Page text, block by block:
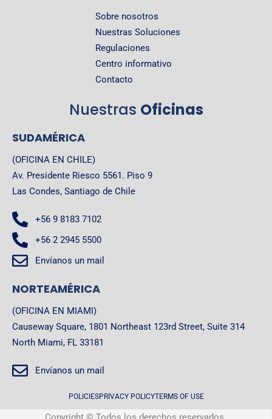
Sobre nosotros
Nuestras Soluciones
Regulaciones
Centro informativo
Contacto
Nuestras Oficinas
SUDAMÉRICA
(OFICINA EN CHILE)
Av. Presidente Riesco 5561. Piso 9
Las Condes, Santiago de Chile
+56 9 8183 7102
+56 2 2945 5500
Envíanos un mail
NORTEAMÉRICA
(OFICINA EN MIAMI)
Causeway Square, 1801 Northeast 123rd Street, Suite 314
North Miami, FL 33181
Envíanos un mail
POLICIESPRIVACY POLICYTERMS OF USE